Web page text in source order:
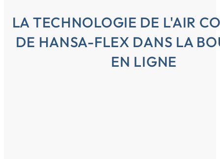
LA TECHNOLOGIE DE L'AIR
DE HANSA-FLEX DANS LA
EN LIGNE